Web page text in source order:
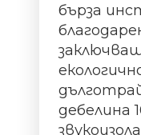
бърза
дебелина